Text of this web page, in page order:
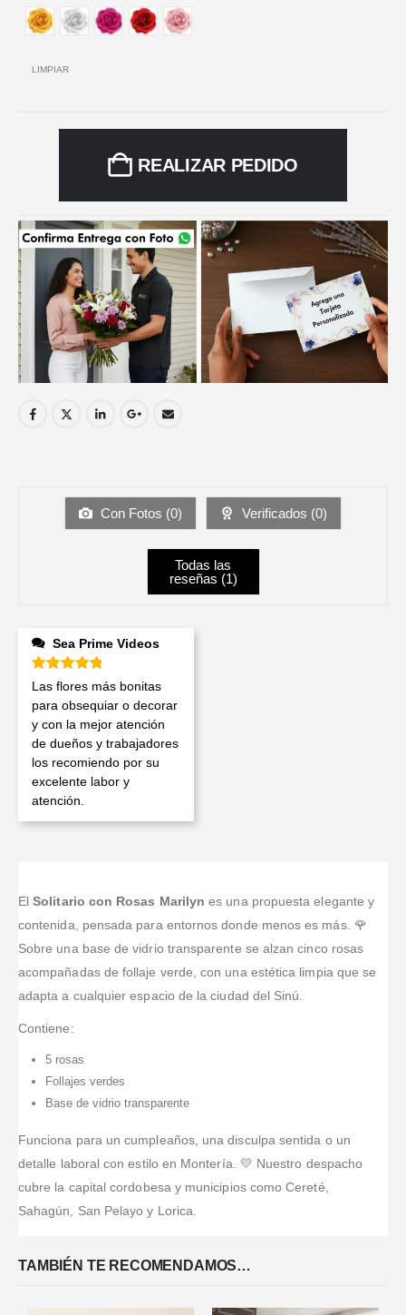
LIMPIAR
REALIZAR PEDIDO
Con Fotos (0) Verificados (0)
Todas las
reseñas (1)
Sea Prime Videos
Valorado en de 5
Las flores más bonitas
para obsequiar o decorar
y con la mejor atención
de dueños y trabajadores
los recomiendo por su
excelente labor y
atención.
ElSolitario con Rosas Marilyn es una propuesta elegante y
contenida, pensada para entornos donde menos es más. 🌹
Sobre una base de vidrio transparente se alzan cinco rosas
acompañadas de follaje verde, con una estética limpia que se
adapta a cualquier espacio de la ciudad del Sinú.
Contiene:
5 rosas
Follajes verdes
Base de vidrio transparente
Funciona para un cumpleaños, una disculpa sentida o un
detalle laboral con estilo en Montería. 💛 Nuestro despacho
cubre la capital cordobesa y municipios como Cereté,
Sahagún, San Pelayo y Lorica.
TAMBIÉN TE RECOMENDAMOS…